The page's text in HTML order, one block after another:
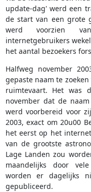
update-dag' werd een
de start van een grote
werd voorzien
internetgebruikers
het aantal bezoekers
Halfweg november
gepaste naam te
ruimtevaart. Het
november dat de
werd voorbereid voor
2003, exact om 20u00
het eerst op het
van de grootste
Lage Landen zou
maandelijks door
worden er dagelijks
gepubliceerd.